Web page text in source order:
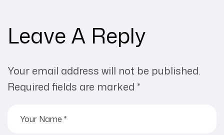
Leave A Reply
Your email address will not be published.
Required fields are marked *